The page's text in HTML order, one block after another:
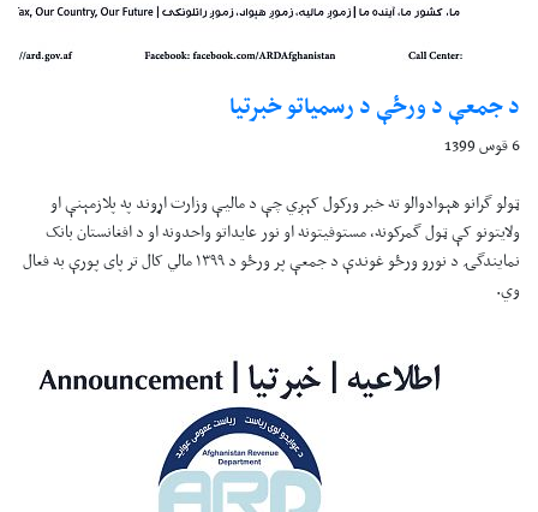
د جمعې د ورځې د رسمياتو خبرتيا
6 قوس 1399
ټولو گرانو هېوادوالو ته خبر ورکول کېږي چې د ماليې وزارت اړوند په پلازمېنې او
ولايتونو کې ټول گمرکونه، مستوفيتونه او نور عايداتو واحدونه او د افغانستان بانک
نمایندگۍ د نورو ورځو غوندې د جمعې پر ورځو د ۱۳۹۹ مالي کال تر پای پورې به فعال
وي.